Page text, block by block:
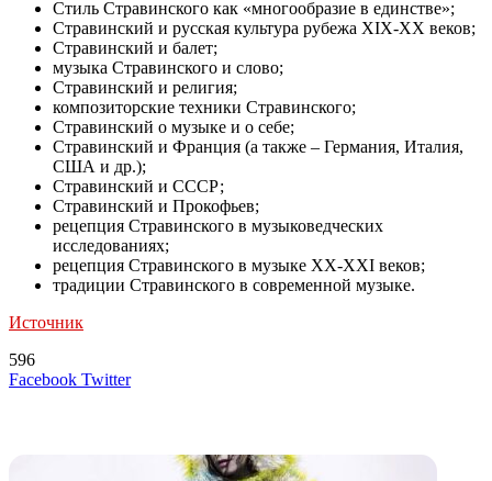
Стиль Стравинского как «многообразие в единстве»;
Стравинский и русская культура рубежа XIX-XX веков;
Стравинский и балет;
музыка Стравинского и слово;
Стравинский и религия;
композиторские техники Стравинского;
Стравинский о музыке и о себе;
Стравинский и Франция (а также – Германия, Италия,
США и др.);
Стравинский и СССР;
Стравинский и Прокофьев;
рецепция Стравинского в музыковедческих
исследованиях;
рецепция Стравинского в музыке XX-XXI веков;
традиции Стравинского в современной музыке.
Источник
596
Facebook TwitterLinkedIn
Tumblr
Reddit
Вконтакте
Одноклассники
Skype
Messenger
Messenger
WhatsApp
Telegram
Viber
Line
Поделиться
Печатать